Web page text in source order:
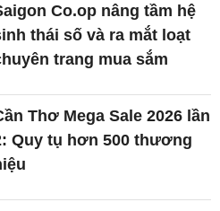
Co.op nâng tầm hệ
thái số và ra mắt loạt
trang mua sắm
Thơ Mega Sale 2026 lần
Quy tụ hơn 500 thương